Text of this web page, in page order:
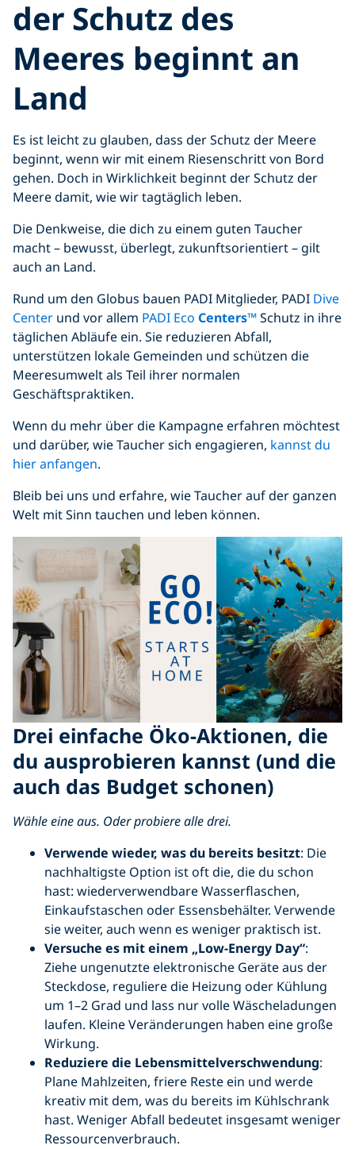
der Schutz des
Meeres beginnt an
Land
Es ist leicht zu glauben, dass der Schutz der Meere
beginnt, wenn wir mit einem Riesenschritt von Bord
gehen. Doch in Wirklichkeit beginnt der Schutz der
Meere damit, wie wir tagtäglich leben.
Die Denkweise, die dich zu einem guten Taucher
macht – bewusst, überlegt, zukunftsorientiert – gilt
auch an Land.
Rund um den Globus bauen PADI Mitglieder, PADI Dive
Center und vor allem PADI Eco Centers™Schutz in ihre
täglichen Abläufe ein. Sie reduzieren Abfall,
unterstützen lokale Gemeinden und schützen die
Meeresumwelt als Teil ihrer normalen
Geschäftspraktiken.
Wenn du mehr über die Kampagne erfahren möchtest
und darüber, wie Taucher sich engagieren, kannst du
hier anfangen.
Bleib bei uns und erfahre, wie Taucher auf der ganzen
Welt mit Sinn tauchen und leben können.
Drei einfache Öko-Aktionen, die
du ausprobieren kannst (und die
auch das Budget schonen)
Wähle eine aus. Oder probiere alle drei.
Verwende wieder, was du bereits besitzt: Die
nachhaltigste Option ist oft die, die du schon
hast: wiederverwendbare Wasserflaschen,
Einkaufstaschen oder Essensbehälter. Verwende
sie weiter, auch wenn es weniger praktisch ist.
Versuche es mit einem „Low-Energy Day“:
Ziehe ungenutzte elektronische Geräte aus der
Steckdose, reguliere die Heizung oder Kühlung
um 1–2 Grad und lass nur volle Wäscheladungen
laufen. Kleine Veränderungen haben eine große
Wirkung.
Reduziere die Lebensmittelverschwendung:
Plane Mahlzeiten, friere Reste ein und werde
kreativ mit dem, was du bereits im Kühlschrank
hast. Weniger Abfall bedeutet insgesamt weniger
Ressourcenverbrauch.